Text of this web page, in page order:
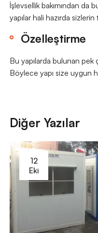
İşlevsellik bakımından da
yapılar hali hazırda
Özelleştirme
Bu yapılarda bulunan
Böylece yapı size uygun
Diğer Yazılar
12
Eki